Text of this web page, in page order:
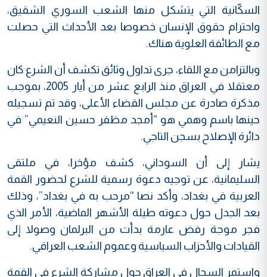
السكّانية التي يتشكل منها الشعب السوري الشقيق،
واحترام حقوق الإنسان خصوصا بعد الأحداث التي حصلت
مع الطائفة العلوية هناك.
وبالتزامن مع اللقاء، جرى تداول وثائق تكشف أن الشرع كان
معتقلا في العراق منذ الرابع عشر من أيار 2005، بموجب
مذكرة صادرة عن مجلس القضاء الأعلى، وقد تم تسجيله
حينها باسم وهمي هو “أمجد مظفر حسين النعيمي” في
دائرة الإصلاح بسجن التاجي.
يشار إلى أن السوداني، كشف مؤخرا، في ملتقى
السليمانية، عن توجيه دعوة رسمية للشرع لحضور القمة
العربية في بغداد، وأكد نصا “مرحب به في بغداد”، وذلك
بعد الجدل حول دعوته طيلة الأشهر الماضية، الأمر الذي
فجر موجة رفض عارمة بدأت من البرلمان وصولا إلى
القيادات والأحزاب السياسية وعموم الشعب العراقي.
واستمر السجال في العراق حول مشاركة الشرع في القمة